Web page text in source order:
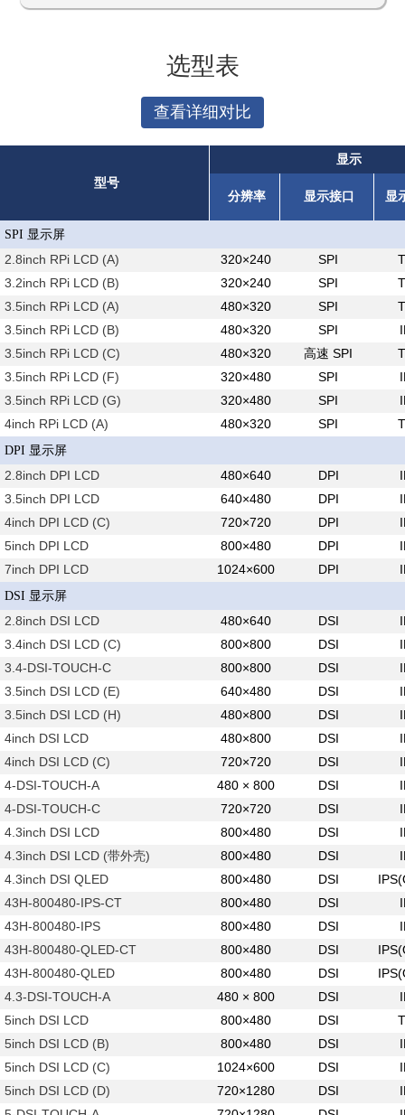
选型表
查看详细对比
型号
显示
分辨率 显示接口 显
SPI 显示屏
2.8inch RPi LCD (A)
320×240 SPI
3.2inch RPi LCD (B)
320×240 SPI
3.5inch RPi LCD (A)
480×320 SPI
3.5inch RPi LCD (B)
480×320 SPI
3.5inch RPi LCD (C)
480×320 高速 SPI
3.5inch RPi LCD (F)
320×480 SPI
3.5inch RPi LCD (G)
320×480 SPI
4inch RPi LCD (A)
480×320 SPI
DPI 显示屏
2.8inch DPI LCD
480×640 DPI
3.5inch DPI LCD
640×480 DPI
4inch DPI LCD (C)
720×720 DPI
5inch DPI LCD
800×480 DPI
7inch DPI LCD
1024×600 DPI
DSI 显示屏
2.8inch DSI LCD
480×640 DSI
3.4inch DSI LCD (C)
800×800 DSI
3.4-DSI-TOUCH-C
800×800 DSI
3.5inch DSI LCD (E)
640×480 DSI
3.5inch DSI LCD (H)
480×800 DSI
4inch DSI LCD
480×800 DSI
4inch DSI LCD (C)
720×720 DSI
4-DSI-TOUCH-A
480 × 800 DSI
4-DSI-TOUCH-C
720×720 DSI
4.3inch DSI LCD
800×480 DSI
4.3inch DSI LCD (带外壳)
800×480 DSI
4.3inch DSI QLED
800×480 DSI
43H-800480-IPS-CT
800×480 DSI
43H-800480-IPS
800×480 DSI
43H-800480-QLED-CT
800×480 DSI
43H-800480-QLED
800×480 DSI
4.3-DSI-TOUCH-A
480 × 800 DSI
5inch DSI LCD
800×480 DSI
5inch DSI LCD (B)
800×480 DSI
5inch DSI LCD (C)
1024×600 DSI
5inch DSI LCD (D)
720×1280 DSI